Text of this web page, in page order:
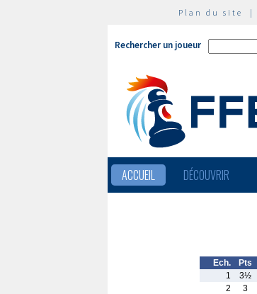
Plan du site |
Rechercher un joueur
ACCUEIL DÉCOUVRIR
Ech. Pts
1
3½
2
3